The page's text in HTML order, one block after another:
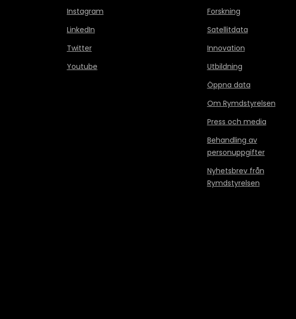
Instagram
LinkedIn
Twitter
Youtube
Forskning
Satellitdata
Innovation
Utbildning
Öppna data
Om Rymdstyrelsen
Press och media
Behandling av
personuppgifter
Nyhetsbrev från
Rymdstyrelsen